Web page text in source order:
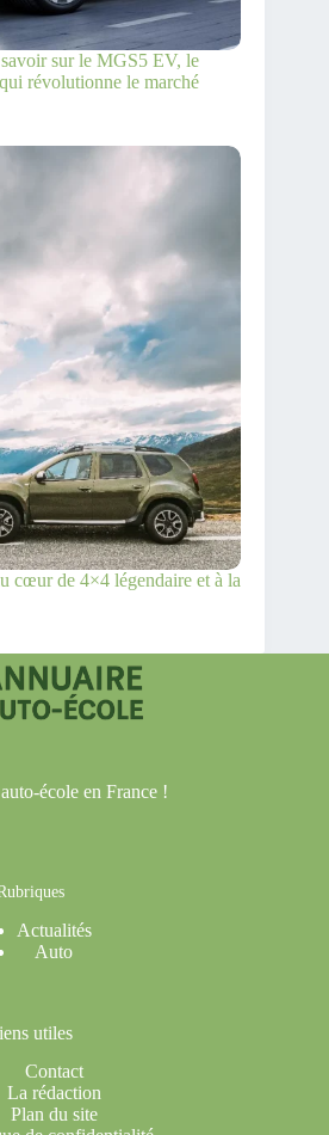
sur le MGS5 EV, le
révolutionne le marché
cœur de 4×4 légendaire et à la
école en France !
Actualités
Auto
utiles
Contact
La rédaction
Plan du site